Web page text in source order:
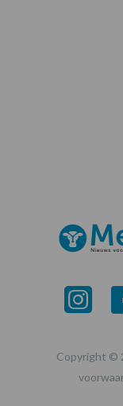
Copyright ©